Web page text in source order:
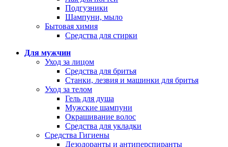
Подгузники
Шампуни, мыло
Бытовая химия
Средства для стирки
Для мужчин
Уход за лицом
Средства для бритья
Станки, лезвия и машинки для бритья
Уход за телом
Гель для душа
Мужские шампуни
Окрашивание волос
Средства для укладки
Средства Гигиены
Дезодоранты и антиперспиранты